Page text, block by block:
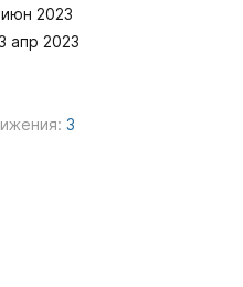
2023
апр 2023
3